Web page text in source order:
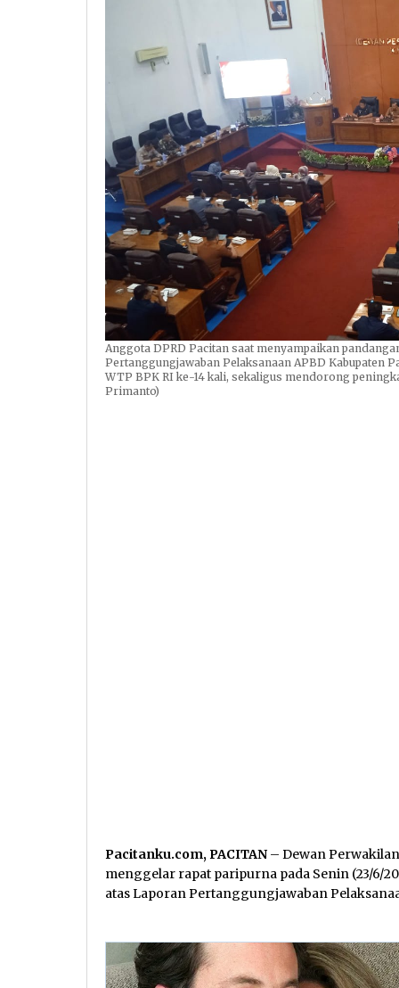
Anggota DPRD Pacitan saat menyampaikan
Pertanggungjawaban Pelaksanaan APBD Kabupaten
WTP BPK RI ke-14 kali, sekaligus mendorong
Primanto)
Pacitanku.com, PACITAN – Dewan
menggelar rapat paripurna pada Senin (23/6/
atas Laporan Pertanggungjawaban